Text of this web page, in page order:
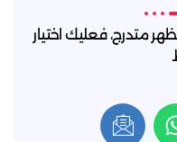
متدرج، فعليك اختيار